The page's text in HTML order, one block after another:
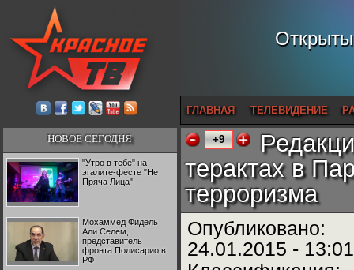
ГЛАВНАЯ ТЕЛЕВИДЕНИЕ
НОВОЕ СЕГОДНЯ
"Утро в тебе" на
эгалите-фесте "Не
Пряча Лица"
Мохаммед Фидель
Али Селем,
представитель
фронта Полисарио в
РФ
+9
терактах в
терроризма
Опубликовано:
24.01.2015 - 13:01